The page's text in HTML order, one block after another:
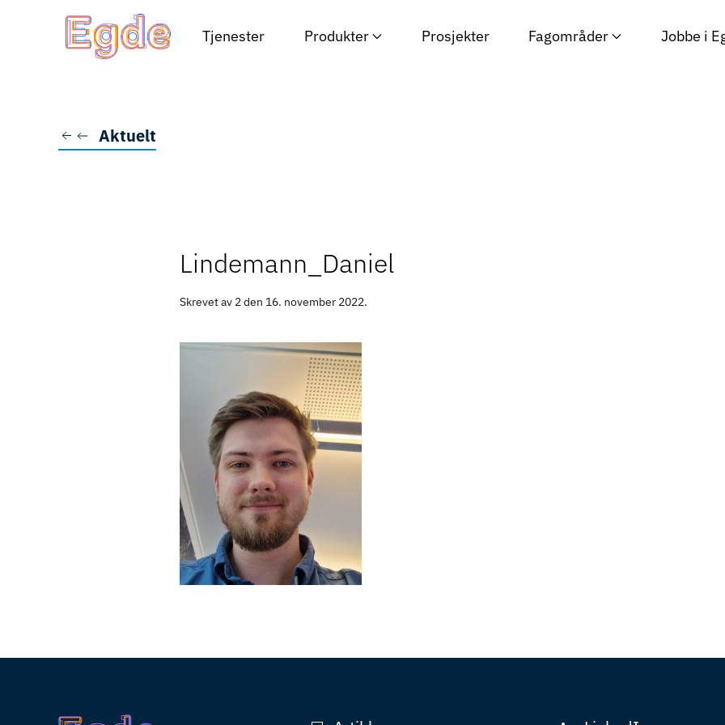
Skip to main content Tjenester Produkter Prosjekter Fagområder Jobbe i
Aktuelt
Lindemann_Daniel
Skrevet av 2 den 16. november 2022.